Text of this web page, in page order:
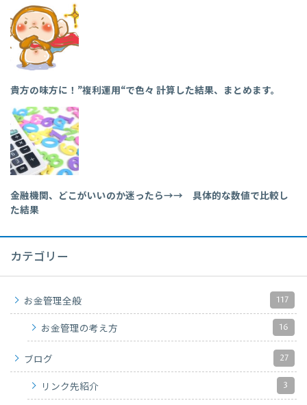
貴方の味方に！”複利運用“で色々 計算した結果、まとめます。
金融機関、どこがいいのか迷ったら→→ 具体的な数値で比較し
た結果
カテゴリー
お金管理全般 117
お金管理の考え方 16
ブログ 27
リンク先紹介 3